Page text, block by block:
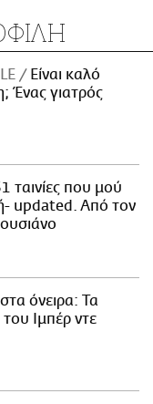
Είναι καλό
Ένας γιατρός
ταινίες που μού
updated. Aπό τον
όνειρα: Τα
Ιμπέρ ντε